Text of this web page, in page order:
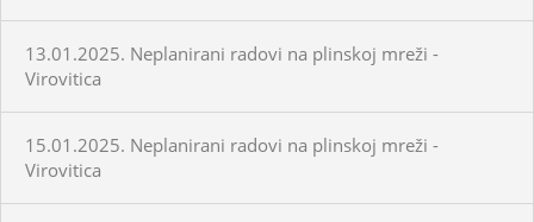
13.01.2025. Neplanirani radovi na plinskoj mreži -
Virovitica
15.01.2025. Neplanirani radovi na plinskoj mreži -
Virovitica